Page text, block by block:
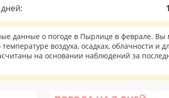
данные о погоде в Пырлице в феврале. Вы
воздуха, осадках, облачности и
на основании наблюдений за